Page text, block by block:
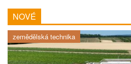
NOVÉ
zemědělská technika